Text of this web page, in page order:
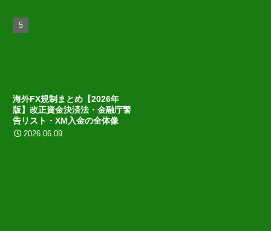
海外FX規制まとめ【2026年
版】改正資金決済法・金融庁警
告リスト・XM入金の全体像
2026.06.09